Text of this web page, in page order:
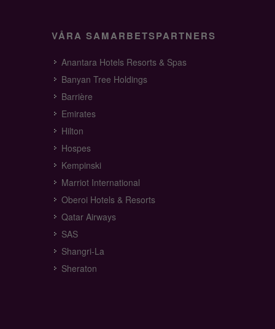
VÅRA SAMARBETSPARTNERS
Anantara Hotels Resorts & Spas
Banyan Tree Holdings
Barrière
Emirates
Hilton
Hospes
Kempinski
Marriot International
Oberoi Hotels & Resorts
Qatar Airways
SAS
Shangri-La
Sheraton